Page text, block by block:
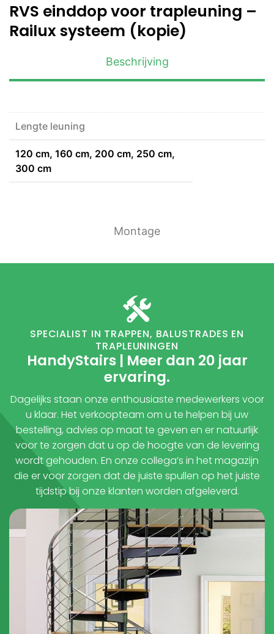
RVS einddop voor trapleuning –
Railux systeem (kopie)
Beschrijving
Montage
Lengte leuning
120 cm, 160 cm, 200 cm, 250 cm,
300 cm
SPECIALIST IN TRAPPEN, BALUSTRADES EN
TRAPLEUNINGEN
HandyStairs | Meer dan 20 jaar
ervaring.
Dagelijks staan onze enthousiaste medewerkers voor
u klaar. Het verkoopteam om u te helpen bij uw
bestelling, advies op maat te geven en er natuurlijk
voor te zorgen dat u op de hoogte van de levering
wordt gehouden. En onze collega’s in het magazijn
die er voor zorgen dat de juiste spullen op het juiste
tijdstip bij onze klanten worden afgeleverd.